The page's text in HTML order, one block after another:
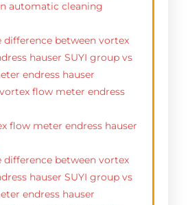
automatic cleaning
difference between vortex
hauser SUYI group vs
endress hauser
flow meter endress
flow meter endress hauser
difference between vortex
hauser SUYI group vs
endress hauser